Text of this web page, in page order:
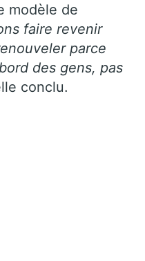
modèle de
faire revenir
parce
des gens, pas
conclu.